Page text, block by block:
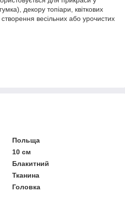
декору топіари, квіткових
весільних або урочистих
Польща
10 см
Блакитний
Тканина
Головка